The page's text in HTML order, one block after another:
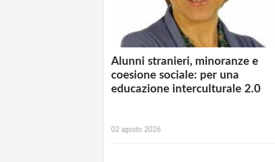
Alunni stranieri, minoranze e
coesione sociale: per una
educazione interculturale 2.0
02 agosto 2026